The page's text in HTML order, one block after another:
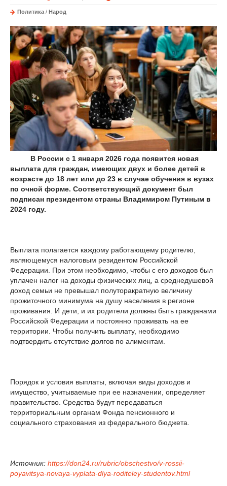
Политика / Народ
В России с 1 января 2026 года появится новая
выплата для граждан, имеющих двух и более детей в
возрасте до 18 лет или до 23 в случае обучения в вузах
по очной форме. Соответствующий документ был
подписан президентом страны Владимиром Путиным в
2024 году.
Выплата полагается каждому работающему родителю,
являющемуся налоговым резидентом Российской
Федерации. При этом необходимо, чтобы с его доходов был
уплачен налог на доходы физических лиц, а среднедушевой
доход семьи не превышал полуторакратную величину
прожиточного минимума на душу населения в регионе
проживания. И дети, и их родители должны быть гражданами
Российской Федерации и постоянно проживать на ее
территории. Чтобы получить выплату, необходимо
подтвердить отсутствие долгов по алиментам.
Порядок и условия выплаты, включая виды доходов и
имущество, учитываемые при ее назначении, определяет
правительство. Средства будут передаваться
территориальным органам Фонда пенсионного и
социального страхования из федерального бюджета.
Источник: https://don24.ru/rubric/obschestvo/v-rossii-
poyavitsya-novaya-vyplata-dlya-roditeley-studentov.html